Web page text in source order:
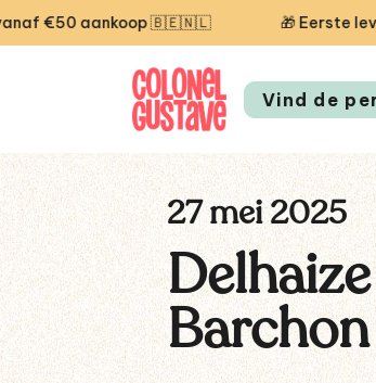
€50 aankoop 🇧🇪🇳🇱 🎁 Eerste
Vind de
27 mei 2025
Barchon